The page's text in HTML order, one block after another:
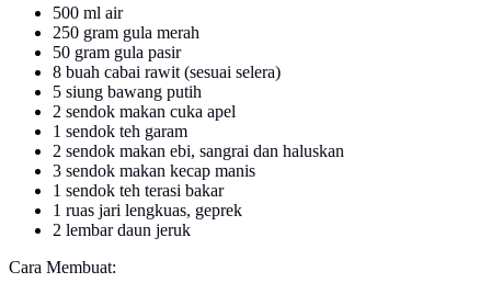
500 ml air
250 gram gula merah
50 gram gula pasir
8 buah cabai rawit (sesuai selera)
5 siung bawang putih
2 sendok makan cuka apel
1 sendok teh garam
2 sendok makan ebi, sangrai dan haluskan
3 sendok makan kecap manis
1 sendok teh terasi bakar
1 ruas jari lengkuas, geprek
2 lembar daun jeruk
Cara Membuat: